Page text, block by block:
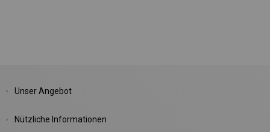
Unser Angebot
Nützliche Informationen